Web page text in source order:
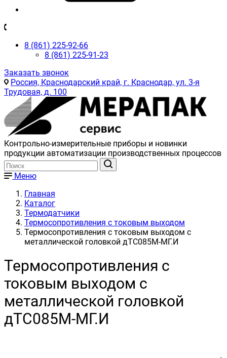
8 (861) 225-92-66
8 (861) 225-91-23
Заказать звонок
Россия, Краснодарский край, г. Краснодар, ул. 3-я
Трудовая, д. 100
Контрольно-измерительные приборы и новинки
продукции автоматизации производственных процессов
Меню
Главная
Каталог
Термодатчики
Термосопротивления с токовым выходом
Термосопротивления с токовым выходом с
металлической головкой дТС085М-МГ.И
Термосопротивления с
токовым выходом с
металлической головкой
дТС085М-МГ.И